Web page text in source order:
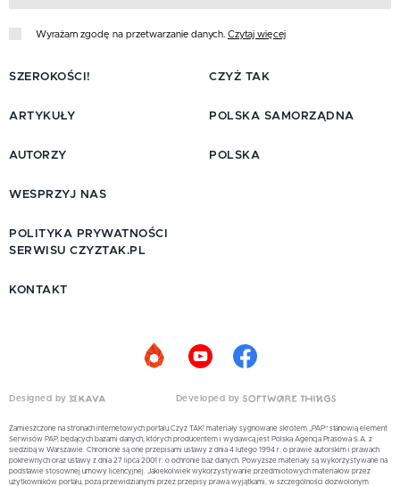
Wyrażam zgodę na przetwarzanie danych. Czytaj więcej
SZEROKOŚCI!
ARTYKUŁY
AUTORZY
CZYŻ TAK
POLSKA SAMORZĄDNA
POLSKA
WESPRZYJ NAS
POLITYKA PRYWATNOŚCI
SERWISU CZYZTAK.PL
KONTAKT
Designed by Developed by
Zamieszczone na stronach internetowych portalu Czyż TAK! materiały sygnowane skrótem „PAP” stanowią element
Serwisów PAP, będących bazami danych, których producentem i wydawcą jest Polska Agencja Prasowa S.A. z
siedzibą w Warszawie. Chronione są one przepisami ustawy z dnia 4 lutego 1994 r. o prawie autorskim i prawach
pokrewnych oraz ustawy z dnia 27 lipca 2001 r. o ochronie baz danych. Powyższe materiały są wykorzystywane na
podstawie stosownej umowy licencyjnej. Jakiekolwiek wykorzystywanie przedmiotowych materiałów przez
użytkowników portalu, poza przewidzianymi przez przepisy prawa wyjątkami, w szczególności dozwolonym